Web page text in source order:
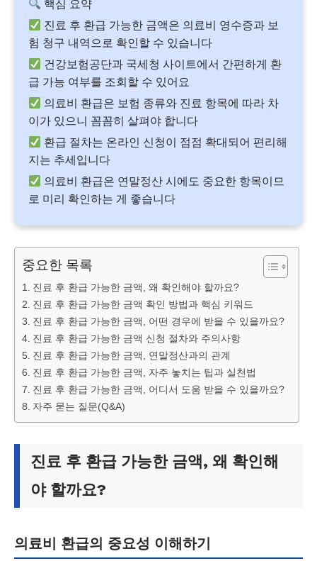
핵심 요약
진료 후 환급 가능한 금액은 의료비 영수증과 보
험 청구 내역으로 확인할 수 있습니다
건강보험공단과 국세청 사이트에서 간편하게 환
급 가능 여부를 조회할 수 있어요
의료비 환급은 보험 종류와 진료 항목에 따라 차
이가 있으니 꼼꼼히 살펴야 합니다
환급 절차는 온라인 신청이 점점 확대되어 편리해
지는 추세입니다
의료비 환급은 연말정산 시에도 중요한 항목이므
로 미리 확인하는 게 좋습니다
중요한 목록
진료 후 환급 가능한 금액, 왜 확인해야 할까요?
진료 후 환급 가능한 금액 확인 방법과 핵심 키워드
진료 후 환급 가능한 금액, 어떤 경우에 받을 수 있을까요?
진료 후 환급 가능한 금액 신청 절차와 주의사항
진료 후 환급 가능한 금액, 연말정산과의 관계
진료 후 환급 가능한 금액, 자주 놓치는 팁과 실천법
진료 후 환급 가능한 금액, 어디서 도움 받을 수 있을까요?
자주 묻는 질문(Q&A)
진료 후 환급 가능한 금액, 왜 확인해
야 할까요?
의료비 환급의 중요성 이해하기